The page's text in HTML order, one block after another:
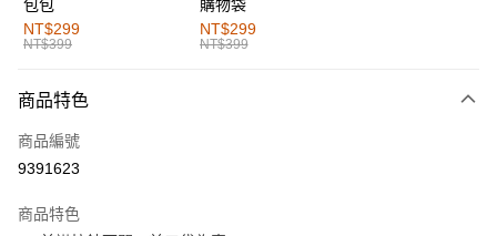
全家取貨付款
每筆NT$60，滿NT$1,000(含以上)免運費
付款後全家取貨
萊爾富取貨付款
包包
NT$299
NT$399
購物袋
NT$299
NT$399
商品特色
商品編號
9391623
商品特色